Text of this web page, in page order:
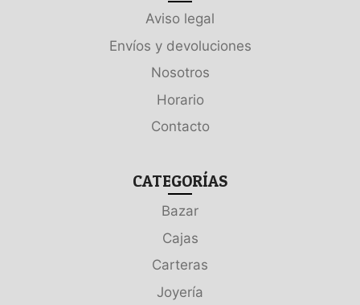
Aviso legal
Envíos y devoluciones
Nosotros
Horario
Contacto
CATEGORÍAS
Bazar
Cajas
Carteras
Joyería